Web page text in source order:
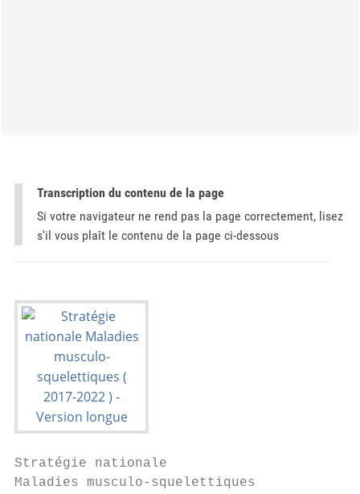
Transcription du contenu de la page
Si votre navigateur ne rend pas la page correctement, lisez
s'il vous plaît le contenu de la page ci-dessous
Stratégie nationale
Maladies musculo-squelettiques